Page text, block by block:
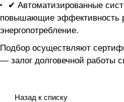
✔ Автоматизированные
повышающие эффективность
энергопотребление.
Подбор осуществляют
— залог долговечной работы
Назад к списку